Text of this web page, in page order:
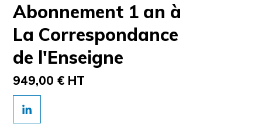
Abonnement 1 an à
La Correspondance
de l'Enseigne
949,00 € HT